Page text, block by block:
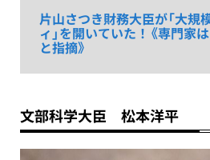
片山さつき財務大臣が「大規
ィ」を開いていた！《専門家
と指摘》
文部科学大臣 松本洋平